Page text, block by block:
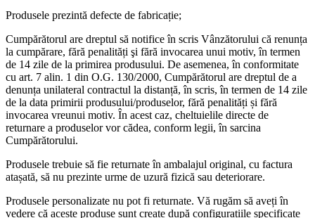
Produsele prezintă defecte de fabricație;
Cumpărătorul are dreptul să notifice în scris Vânzătorului că renunța
la cumpărare, fără penalități şi fără invocarea unui motiv, în termen
de 14 zile de la primirea produsului. De asemenea, în conformitate
cu art. 7 alin. 1 din O.G. 130/2000, Cumpărătorul are dreptul de a
denunța unilateral contractul la distanță, în scris, în termen de 14 zile
de la data primirii produsului/produselor, fără penalități și fără
invocarea vreunui motiv. În acest caz, cheltuielile directe de
returnare a produselor vor cădea, conform legii, în sarcina
Cumpărătorului.
Produsele trebuie să fie returnate în ambalajul original, cu factura
atașată, să nu prezinte urme de uzură fizică sau deteriorare.
Produsele personalizate nu pot fi returnate. Vă rugăm să aveți în
vedere că aceste produse sunt create după configurațiile specificate